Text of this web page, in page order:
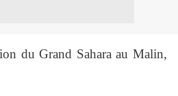
du Grand Sahara au Malin,